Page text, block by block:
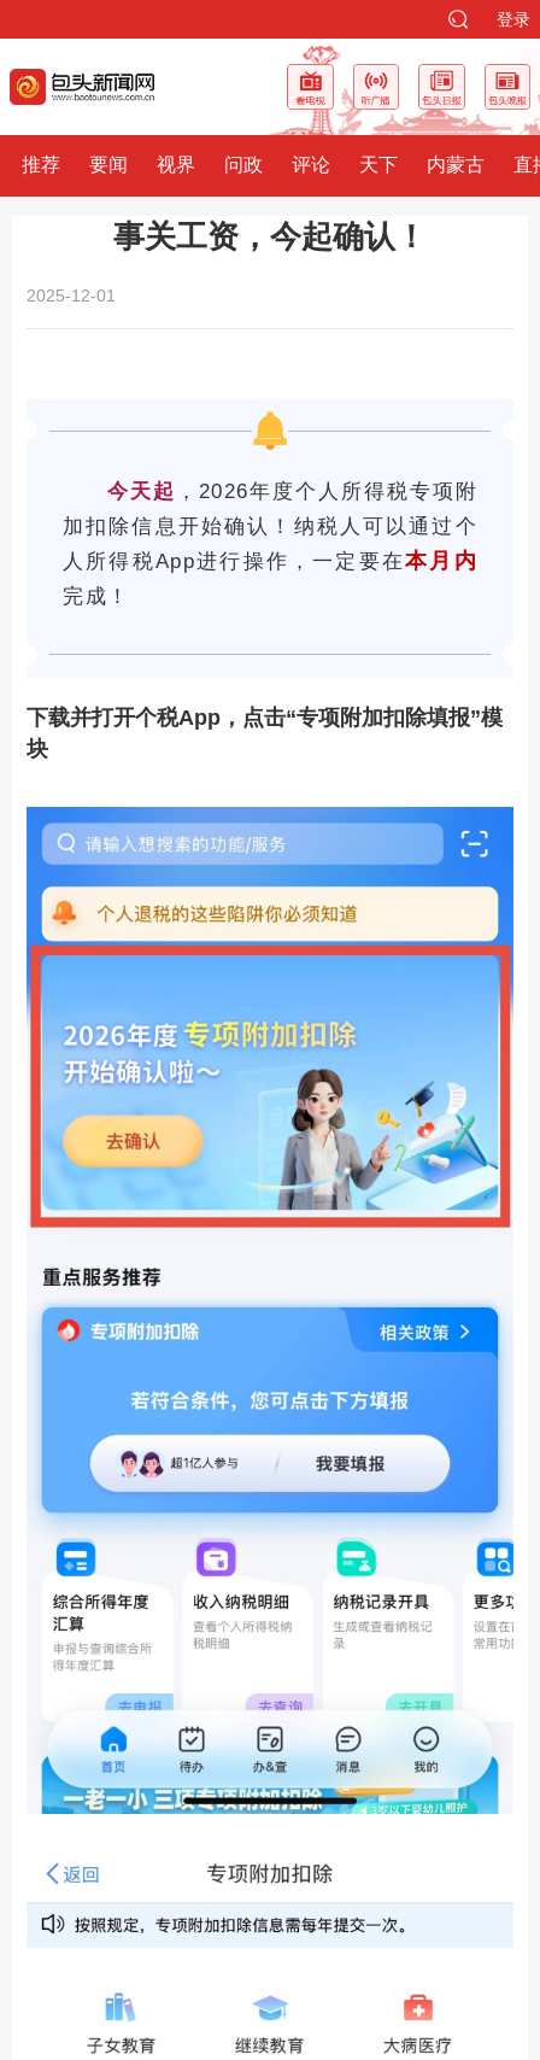
登录
推荐 要闻 视界 问政 评论 天下 内蒙古 直
事关工资，今起确认！
2025-12-01
今天起 ，2026年度个人所得税专项附
加扣除信息开始确认！ 纳税人可以通过个
人所得税App进行操作，一定要在本月内
完成！
下载并打开个税App，点击“专项附加扣除填报”模
块